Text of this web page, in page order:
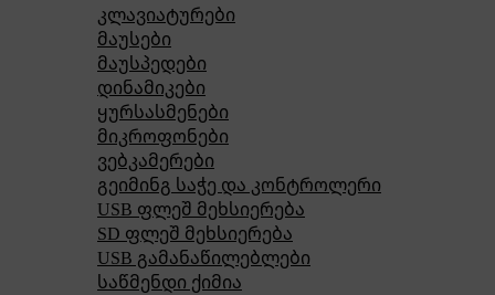
კლავიატურები
მაუსები
მაუსპედები
დინამიკები
ყურსასმენები
მიკროფონები
ვებკამერები
გეიმინგ საჭე და კონტროლერი
USB ფლეშ მეხსიერება
SD ფლეშ მეხსიერება
USB გამანაწილებლები
საწმენდი ქიმია